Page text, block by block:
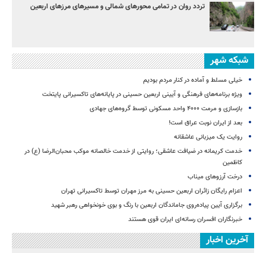
تردد روان در تمامی محورهای شمالی و مسیرهای مرزهای اربعین
شبکه شهر
خیلی مسلط و آماده در کنار مردم بودیم
ویژه برنامه‌های فرهنگی و آیینی اربعین حسینی در پایانه‌های تاکسیرانی پایتخت
بازسازی و مرمت ۴۰۰۰ واحد مسکونی توسط گروه‌های جهادی
بعد از ایران نوبت عراق است!
روایت یک میزبانی عاشقانه
خدمت کریمانه در ضیافت عاشقی؛ روایتی از خدمت خالصانه موکب محبان‌الرضا (ع) در
کاظمین
درخت آرزوهای میناب
اعزام رایگان زائران اربعین حسینی به مرز مهران توسط تاکسیرانی تهران
برگزاری آیین پیاده‌روی جاماندگان اربعین با رنگ و بوی خونخواهی رهبر شهید
خبرنگاران افسران رسانه‌ای ایران قوی هستند
آخرین اخبار